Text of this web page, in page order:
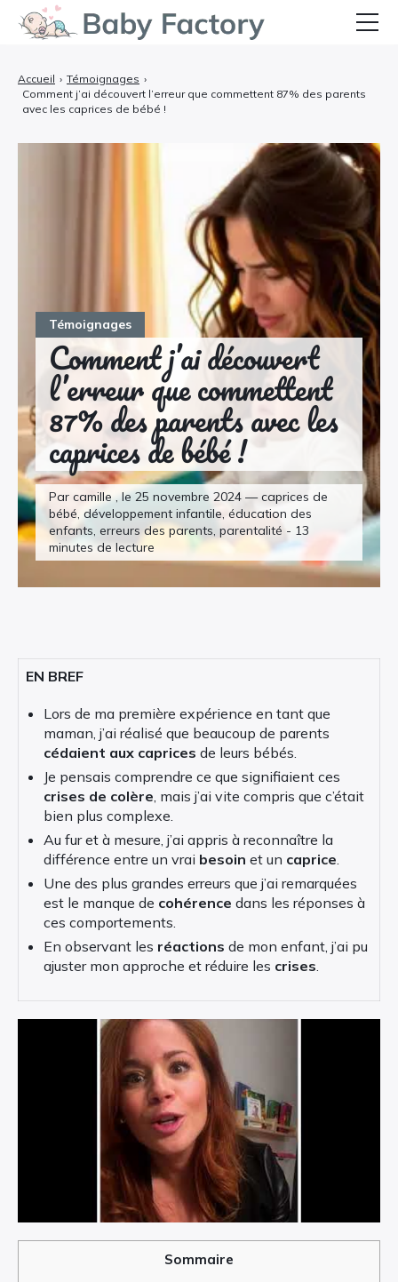
Témoignages
Comment j’ai découvert
l’erreur que commettent
87% des parents avec les
caprices de bébé !
Par camille , le 25 novembre 2024 — caprices de
bébé, développement infantile, éducation des
enfants, erreurs des parents, parentalité - 13
minutes de lecture
Accueil › Témoignages ›
Comment j’ai découvert l’erreur que commettent 87% des parents
avec les caprices de bébé !
EN BREF
Lors de ma première expérience en tant que
maman, j’ai réalisé que beaucoup de parents
cédaient aux caprices de leurs bébés.
Je pensais comprendre ce que signifiaient ces
crises de colère, mais j’ai vite compris que c’était
bien plus complexe.
Au fur et à mesure, j’ai appris à reconnaître la
différence entre un vrai besoin et un caprice.
Une des plus grandes erreurs que j’ai remarquées
est le manque de cohérence dans les réponses à
ces comportements.
En observant les réactions de mon enfant, j’ai pu
ajuster mon approche et réduire les crises.
Sommaire
Grossesse et Accouchement
Allaitement et Alimentation